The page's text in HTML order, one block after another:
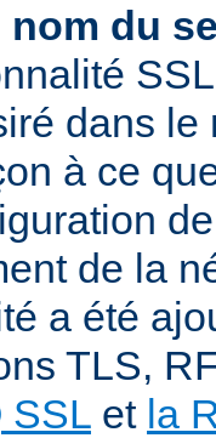
du
dans
à ce
de la
a été
TLS,
SSL et la